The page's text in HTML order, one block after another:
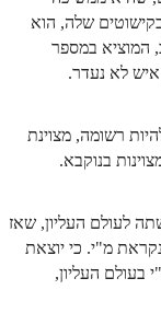
שלה, הוא
המוציא במספר
לא נעדר.
רשומה, מצוינת
בנוקבא.
לעולם העליון, שאז
מ"י. כי יוצאת
בעולם העליון,